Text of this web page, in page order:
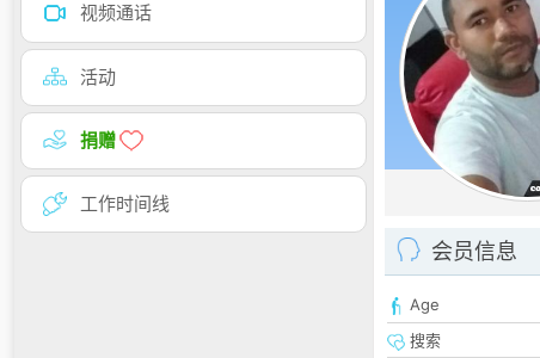
视频通话
活动
捐赠
工作时间线
会员信息
Age
搜索